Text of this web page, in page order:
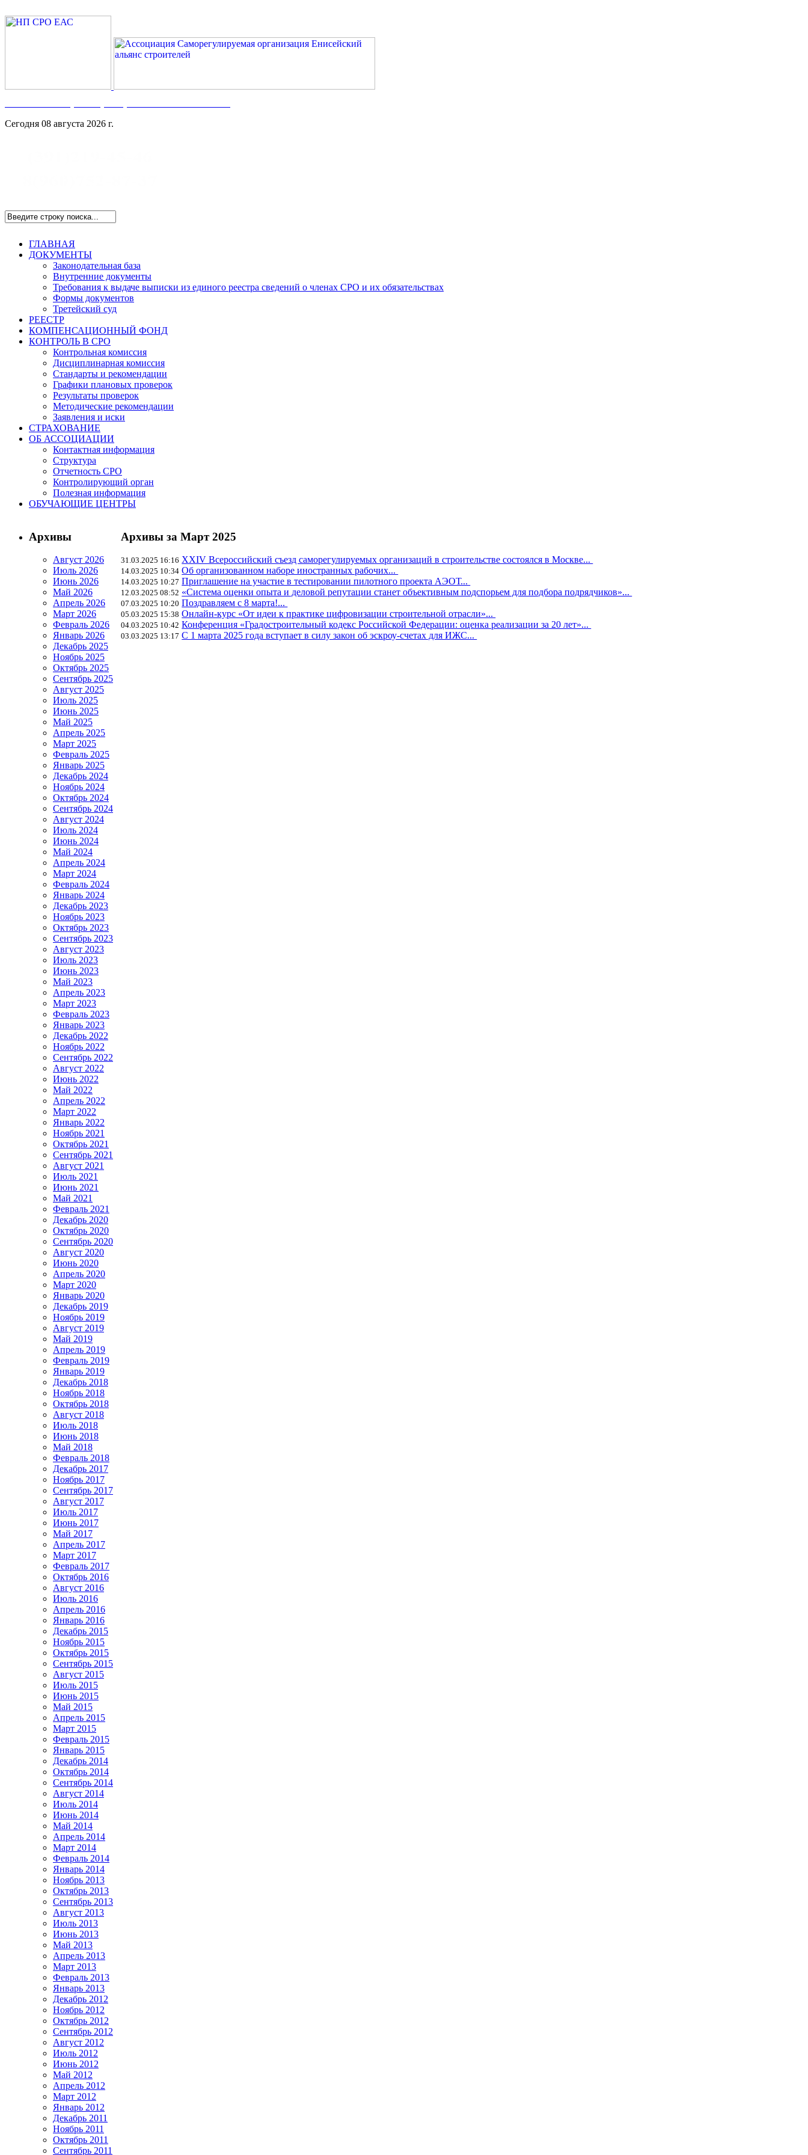
Сегодня 08 августа 2026 г.
ГЛАВНАЯ
ДОКУМЕНТЫ
Законодательная база
Внутренние документы
Требования к выдаче выписки из единого реестра сведений о членах СРО и их обязательствах
Формы документов
Третейский суд
РЕЕСТР
КОМПЕНСАЦИОННЫЙ ФОНД
КОНТРОЛЬ В СРО
Контрольная комиссия
Дисциплинарная комиссия
Стандарты и рекомендации
Графики плановых проверок
Результаты проверок
Методические рекомендации
Заявления и иски
СТРАХОВАНИЕ
ОБ АССОЦИАЦИИ
Контактная информация
Структура
Отчетность СРО
Контролирующий орган
Полезная информация
ОБУЧАЮЩИЕ ЦЕНТРЫ
Архивы
Август 2026
Июль 2026
Июнь 2026
Май 2026
Апрель 2026
Март 2026
Февраль 2026
Январь 2026
Декабрь 2025
Ноябрь 2025
Октябрь 2025
Сентябрь 2025
Август 2025
Июль 2025
Июнь 2025
Май 2025
Апрель 2025
Март 2025
Февраль 2025
Январь 2025
Декабрь 2024
Ноябрь 2024
Октябрь 2024
Сентябрь 2024
Август 2024
Июль 2024
Июнь 2024
Май 2024
Апрель 2024
Март 2024
Февраль 2024
Январь 2024
Декабрь 2023
Ноябрь 2023
Октябрь 2023
Сентябрь 2023
Август 2023
Июль 2023
Июнь 2023
Май 2023
Апрель 2023
Март 2023
Февраль 2023
Январь 2023
Декабрь 2022
Ноябрь 2022
Сентябрь 2022
Август 2022
Июнь 2022
Май 2022
Апрель 2022
Март 2022
Январь 2022
Ноябрь 2021
Октябрь 2021
Сентябрь 2021
Август 2021
Июль 2021
Июнь 2021
Май 2021
Февраль 2021
Декабрь 2020
Октябрь 2020
Сентябрь 2020
Август 2020
Июнь 2020
Апрель 2020
Март 2020
Январь 2020
Декабрь 2019
Ноябрь 2019
Август 2019
Май 2019
Апрель 2019
Февраль 2019
Январь 2019
Декабрь 2018
Ноябрь 2018
Октябрь 2018
Август 2018
Июль 2018
Июнь 2018
Май 2018
Февраль 2018
Декабрь 2017
Ноябрь 2017
Сентябрь 2017
Август 2017
Июль 2017
Июнь 2017
Май 2017
Апрель 2017
Март 2017
Февраль 2017
Октябрь 2016
Август 2016
Июль 2016
Апрель 2016
Январь 2016
Декабрь 2015
Ноябрь 2015
Октябрь 2015
Сентябрь 2015
Август 2015
Июль 2015
Июнь 2015
Май 2015
Апрель 2015
Март 2015
Февраль 2015
Январь 2015
Декабрь 2014
Октябрь 2014
Сентябрь 2014
Август 2014
Июль 2014
Июнь 2014
Май 2014
Апрель 2014
Март 2014
Февраль 2014
Январь 2014
Ноябрь 2013
Октябрь 2013
Сентябрь 2013
Август 2013
Июль 2013
Июнь 2013
Май 2013
Апрель 2013
Март 2013
Февраль 2013
Январь 2013
Декабрь 2012
Ноябрь 2012
Октябрь 2012
Сентябрь 2012
Август 2012
Июль 2012
Июнь 2012
Май 2012
Апрель 2012
Март 2012
Январь 2012
Декабрь 2011
Ноябрь 2011
Октябрь 2011
Сентябрь 2011
Архивы за Март 2025
31.03.2025 16:16 XXIV Всероссийский съезд саморегулируемых организаций в строительстве состоялся в Москве...
14.03.2025 10:34 Об организованном наборе иностранных рабочих...
14.03.2025 10:27 Приглашение на участие в тестировании пилотного проекта АЭОТ...
12.03.2025 08:52 «Система оценки опыта и деловой репутации станет объективным подспорьем для подбора подрядчиков»...
07.03.2025 10:20 Поздравляем с 8 марта!...
05.03.2025 15:38 Онлайн-курс «От идеи к практике цифровизации строительной отрасли»...
04.03.2025 10:42 Конференция «Градостроительный кодекс Российской Федерации: оценка реализации за 20 лет»...
03.03.2025 13:17 C 1 марта 2025 года вступает в силу закон об эскроу-счетах для ИЖС...